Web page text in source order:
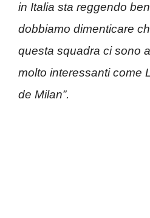
in Italia sta reggendo
dobbiamo dimenticare
questa squadra ci sono
molto interessanti come
de Milan”.